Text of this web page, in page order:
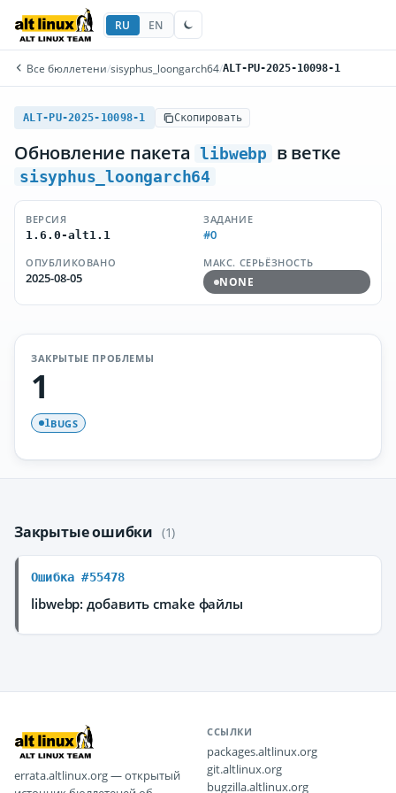
RU EN
Все бюллетени/sisyphus_loongarch64/ALT-PU-2025-10098-1
ALT-PU-2025-10098-1 Скопировать
Обновление пакета libwebp в ветке
sisyphus_loongarch64
ВЕРСИЯ
1.6.0-alt1.1
ЗАДАНИЕ
#0
ОПУБЛИКОВАНО
2025-08-05
МАКС. СЕРЬЁЗНОСТЬ
NONE
ЗАКРЫТЫЕ ПРОБЛЕМЫ
1
1BUGS
Закрытые ошибки (1)
Ошибка #55478
libwebp: добавить cmake файлы
errata.altlinux.org — открытый
ССЫЛКИ
packages.altlinux.org
git.altlinux.org
bugzilla.altlinux.org